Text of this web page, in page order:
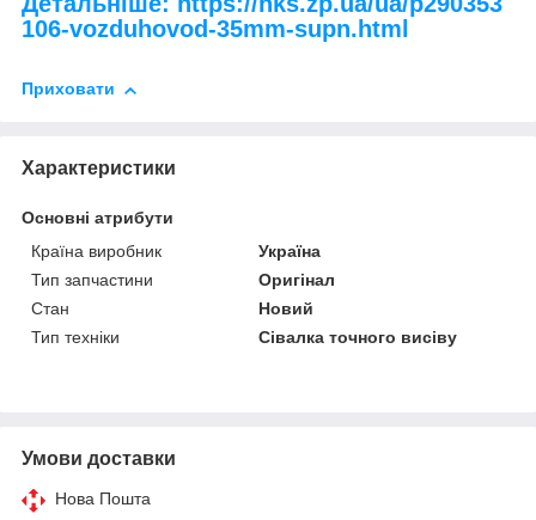
106-vozduhovod-35mm-supn.html
Приховати
Характеристики
Основні атрибути
Країна виробник
Україна
Тип запчастини
Оригінал
Стан
Новий
Тип техніки
Сівалка точного висіву
Умови доставки
Нова Пошта